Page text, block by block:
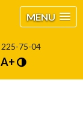
MENU
75-04
A+